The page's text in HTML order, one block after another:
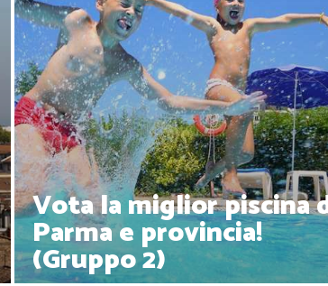
Vota la miglior piscina
Parma e provincia!
(Gruppo 2)